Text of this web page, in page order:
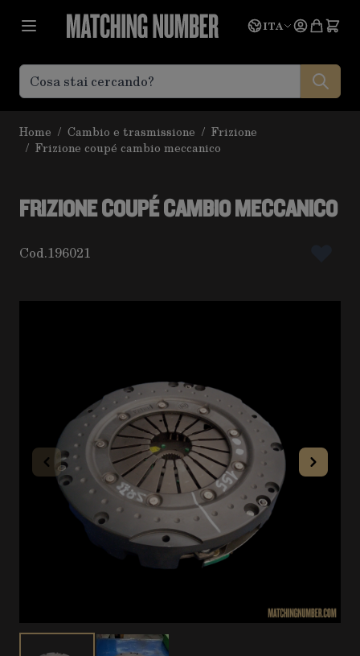
Lingua
ITA
Home / Cambio e trasmissione / Frizione
/ Frizione coupé cambio meccanico
FRIZIONE COUPÉ CAMBIO MECCANICO
Cod.196021